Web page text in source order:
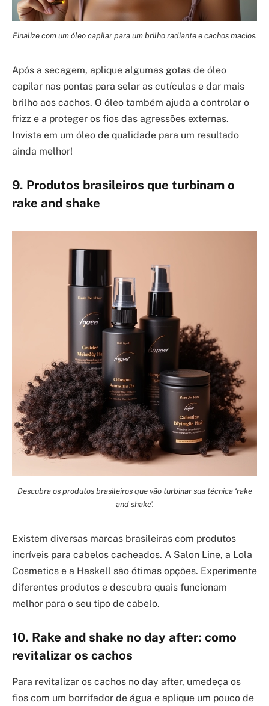
Finalize com um óleo capilar para um brilho radiante e cachos macios.
Após a secagem, aplique algumas gotas de óleo
capilar nas pontas para selar as cutículas e dar mais
brilho aos cachos. O óleo também ajuda a controlar o
frizz e a proteger os fios das agressões externas.
Invista em um óleo de qualidade para um resultado
ainda melhor!
9. Produtos brasileiros que turbinam o
rake and shake
Descubra os produtos brasileiros que vão turbinar sua técnica ‘rake
and shake’.
Existem diversas marcas brasileiras com produtos
incríveis para cabelos cacheados. A Salon Line, a Lola
Cosmetics e a Haskell são ótimas opções. Experimente
diferentes produtos e descubra quais funcionam
melhor para o seu tipo de cabelo.
10. Rake and shake no day after: como
revitalizar os cachos
Para revitalizar os cachos no day after, umedeça os
fios com um borrifador de água e aplique um pouco de